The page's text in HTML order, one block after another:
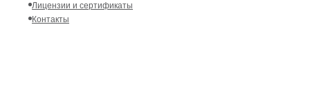
Лицензии и сертификаты
Контакты